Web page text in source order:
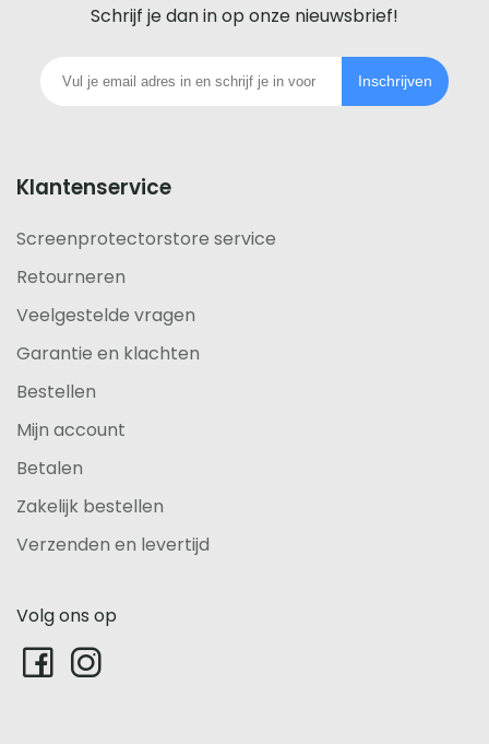
iedere
telefoon
Schrijf je dan in op onze nieuwsbrief!
Inschrijven
Klantenservice
Screenprotectorstore service
Retourneren
Veelgestelde vragen
Garantie en klachten
Bestellen
Mijn account
Betalen
Zakelijk bestellen
Verzenden en levertijd
Volg ons op